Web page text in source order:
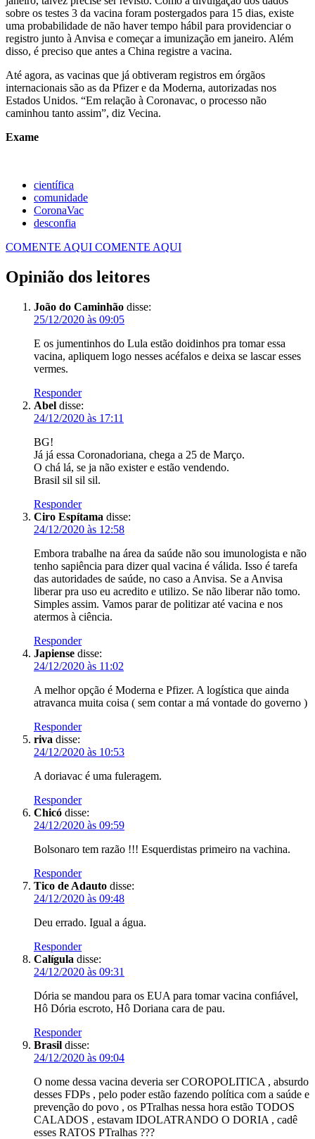
sobre os testes 3 da vacina foram postergados para 15 dias, existe
uma probabilidade de não haver tempo hábil para providenciar o
registro junto à Anvisa e começar a imunização em janeiro. Além
disso, é preciso que antes a China registre a vacina.
Até agora, as vacinas que já obtiveram registros em órgãos
internacionais são as da Pfizer e da Moderna, autorizadas nos
Estados Unidos. “Em relação à Coronavac, o processo não
caminhou tanto assim”, diz Vecina.
Exame
científica
comunidade
CoronaVac
desconfia
COMENTE AQUI COMENTE AQUI
Opinião dos leitores
João do Caminhão disse:
25/12/2020 às 09:05
E os jumentinhos do Lula estão doidinhos pra tomar essa
vacina, apliquem logo nesses acéfalos e deixa se lascar esses
vermes.
Responder
Abel disse:
24/12/2020 às 17:11
BG!
Já já essa Coronadoriana, chega a 25 de Março.
O chá lá, se ja não exister e estão vendendo.
Brasil sil sil sil.
Responder
Ciro Espítama disse:
24/12/2020 às 12:58
Embora trabalhe na área da saúde não sou imunologista e não
tenho sapiência para dizer qual vacina é válida. Isso é tarefa
das autoridades de saúde, no caso a Anvisa. Se a Anvisa
liberar pra uso eu acredito e utilizo. Se não liberar não tomo.
Simples assim. Vamos parar de politizar até vacina e nos
atermos à ciência.
Responder
Japiense disse:
24/12/2020 às 11:02
A melhor opção é Moderna e Pfizer. A logística que ainda
atravanca muita coisa ( sem contar a má vontade do governo )
Responder
riva disse:
24/12/2020 às 10:53
A doriavac é uma fuleragem.
Responder
Chicó disse:
24/12/2020 às 09:59
Bolsonaro tem razão !!! Esquerdistas primeiro na vachina.
Responder
Tico de Adauto disse:
24/12/2020 às 09:48
Deu errado. Igual a água.
Responder
Calígula disse:
24/12/2020 às 09:31
Dória se mandou para os EUA para tomar vacina confiável,
Hô Dória escroto, Hô Doriana cara de pau.
Responder
Brasil disse:
24/12/2020 às 09:04
O nome dessa vacina deveria ser COROPOLITICA , absurdo
desses FDPs , pelo poder estão fazendo política com a saúde e
prevenção do povo , os PTralhas nessa hora estão TODOS
CALADOS , estavam IDOLATRANDO O DORIA , cadê
esses RATOS PTralhas ???